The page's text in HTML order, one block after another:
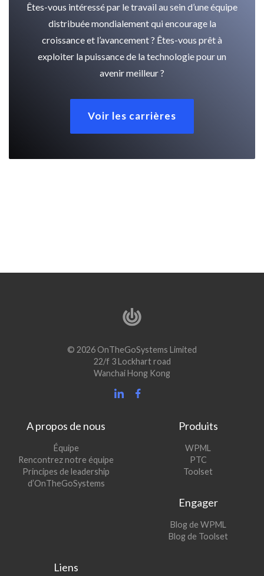
Êtes-vous intéressé par le travail au sein d’une équipe
distribuée mondialement qui encourage la
croissance et l’avancement ? Êtes-vous prêt à
exploiter la puissance de la technologie pour un
avenir meilleur ?
Voir les carrières
© 2026 OnTheGoSystems Limited
22/f 3 Lockhart road
Wanchai Hong Kong
A propos de nous
Équipe
Rencontrez notre équipe
Principes de leadership
d’OnTheGoSystems
Produits
WPML
une
PTC(s’ouvre
dans
fenêtre)
Toolset(s’ouvre
nouvelle
Engager
Blog de WPML
dans
Blog de Toolset(s’ouvre
Liens